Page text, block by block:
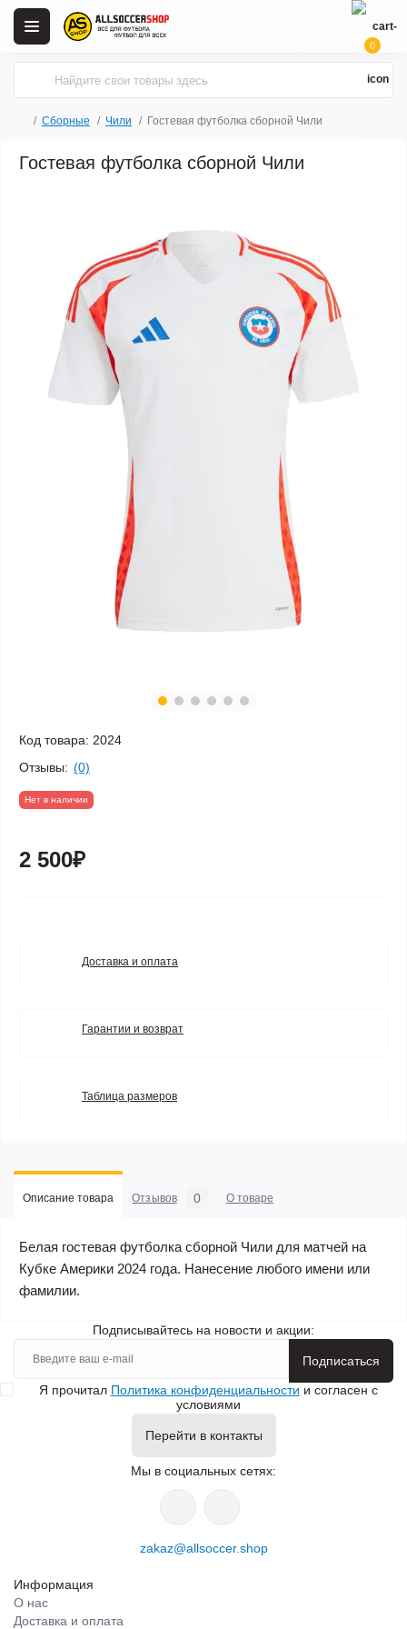
0
Сборные Чили Гостевая футболка сборной Чили
Гостевая футболка сборной Чили
Код товара: 2024
Отзывы: (0)
Нет в наличии
2 500₽
Доставка и оплата
Гарантии и возврат
Таблица размеров
Описание товара Отзывов 0 О товаре
Белая гостевая футболка сборной Чили для матчей на
Кубке Америки 2024 года. Нанесение любого имени или
фамилии.
Подписывайтесь на новости и акции:
Подписаться
Я прочитал Политика конфиденциальности и согласен с
условиями
Перейти в контакты
Мы в социальных сетях:
zakaz@allsoccer.shop
Информация
О нас
Доставка и оплата